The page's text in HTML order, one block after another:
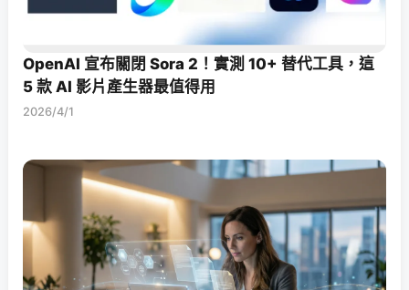
OpenAI 宣布關閉 Sora 2！實測 10+ 替代工具，這
5 款 AI 影片產生器最值得用
2026/4/1